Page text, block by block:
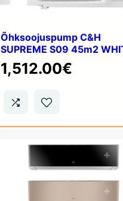
Õhksoojuspump C&H
SUPREME S09 45m2
1,512.00€